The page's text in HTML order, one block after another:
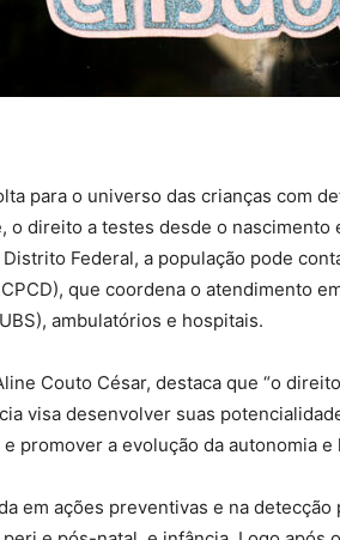
para o universo das crianças com
o direito a testes desde o nascimento
Federal, a população pode
que coordena o atendimento
ambulatórios e hospitais.
Couto César, destaca que “o
visa desenvolver suas
promover a evolução da autonomia e
em ações preventivas e na detecção